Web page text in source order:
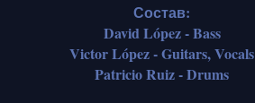
Состав:
David López - Bass
Victor López - Guitars, Vocals
Patricio Ruiz - Drums